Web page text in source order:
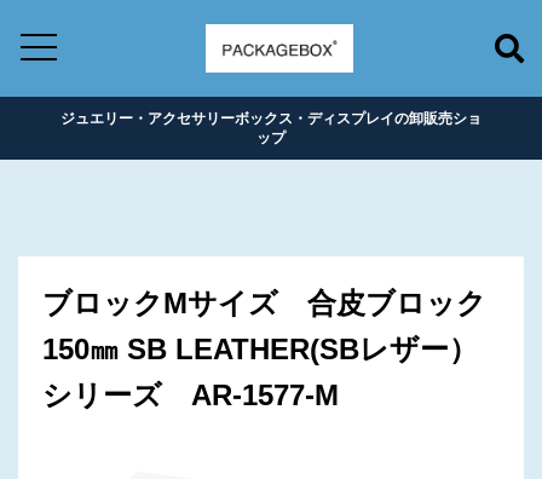
ジュエリー・アクセサリーボックス・ディスプレイの卸販売ショ
ップ
ブロックMサイズ 合皮ブロック
150㎜ SB LEATHER(SBレザー）
シリーズ AR-1577-M